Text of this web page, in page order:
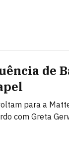
de
para a
com Greta